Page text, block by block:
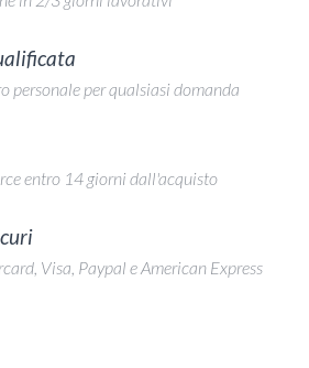
personale per qualsiasi domanda
entro 14 giorni dall'acquisto
Visa, Paypal e American Express